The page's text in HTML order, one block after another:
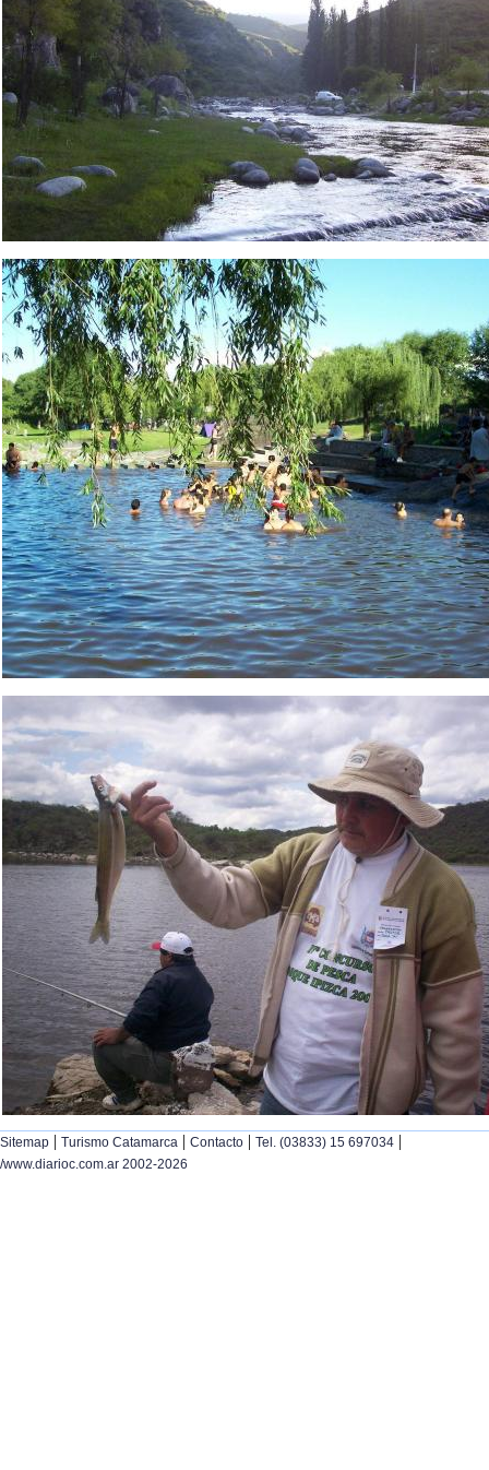
Sitemap | Turismo Catamarca | Contacto | Tel. (03833) 15 697034 |
/www.diarioc.com.ar 2002-2026